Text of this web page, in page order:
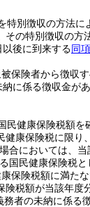
別徴収の方法に
の特別徴収の方
後に到来する同項
保険者から徴収
に係る徴収金が
民健康保険税額を
康保険税に限り
合においては、
国民健康保険税と
保険税額に満た
税額が当該年度
者の未納に係る